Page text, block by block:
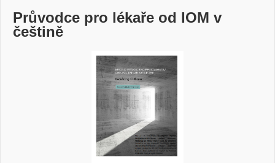
Průvodce pro lékaře od IOM v
češtině